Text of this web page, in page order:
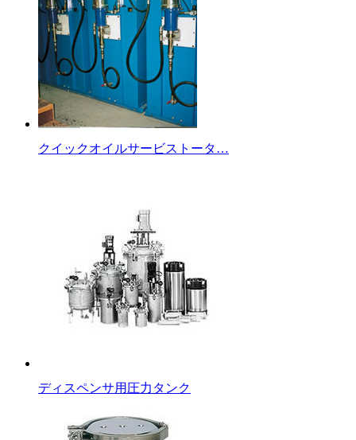
クイックオイルサービストータ…
ディスペンサ用圧力タンク